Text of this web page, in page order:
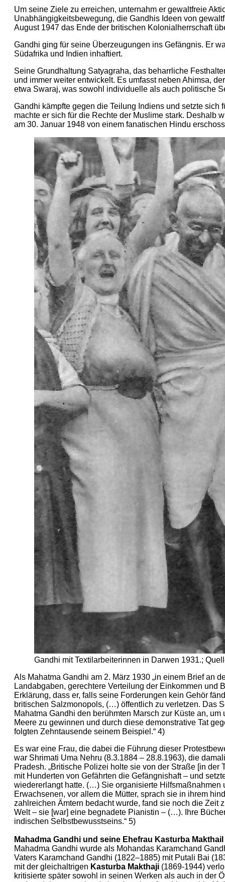
Um seine Ziele zu erreichen, unternahm er gewaltfreie
Unabhängigkeitsbewegung, die Gandhis Ideen von
August 1947 das Ende der britischen Kolonialherrschaft
Gandhi ging für seine Überzeugungen ins Gefängnis. Er
Südafrika und Indien inhaftiert.
Seine Grundhaltung Satyagraha, das beharrliche
und immer weiter entwickelt. Es umfasst neben Ahimsa,
etwa Swaraj, was sowohl individuelle als auch politische
Gandhi kämpfte gegen die Teilung Indiens und setzte
machte er sich für die Rechte der Muslime stark. Deshalb
am 30. Januar 1948 von einem fanatischen Hindu
Gandhi mit Textilarbeiterinnen in Darwen 1931.;
Als Mahatma Gandhi am 2. März 1930 „in einem Brief an
Landabgaben, gerechtere Verteilung der Einkommen
Erklärung, dass er, falls seine Forderungen kein Gehör
britischen Salzmonopols, (…) öffentlich zu verletzen. Das
Mahatma Gandhi den berühmten Marsch zur Küste an,
Meere zu gewinnen und durch diese demonstrative Tat
folgten Zehntausende seinem Beispiel.“ 4)
Es war eine Frau, die dabei die Führung dieser
war Shrimati Uma Nehru (8.3.1884 – 28.8.1963), die
Pradesh. „Britische Polizei holte sie von der Straße [in
mit Hunderten von Gefährten die Gefängnishaft – und
wiedererlangt hatte. (…) Sie organisierte Hilfsmaßnahmen
Erwachsenen, vor allem die Mütter, sprach sie in ihrem
zahlreichen Ämtern bedacht wurde, fand sie noch die Zeit
Welt – sie [war] eine begnadete Pianistin – (…). Ihre
indischen Selbstbewusstseins.“ 5)
Mahadma Gandhi und seine Ehefrau Kasturba Makthail
Mahadma Gandhi wurde als Mohandas Karamchand
Vaters Karamchand Gandhi (1822–1885) mit Putali Bai
mit der gleichaltrigen Kasturba Makthaji (1869-1944)
kritisierte später sowohl in seinen Werken als auch in der